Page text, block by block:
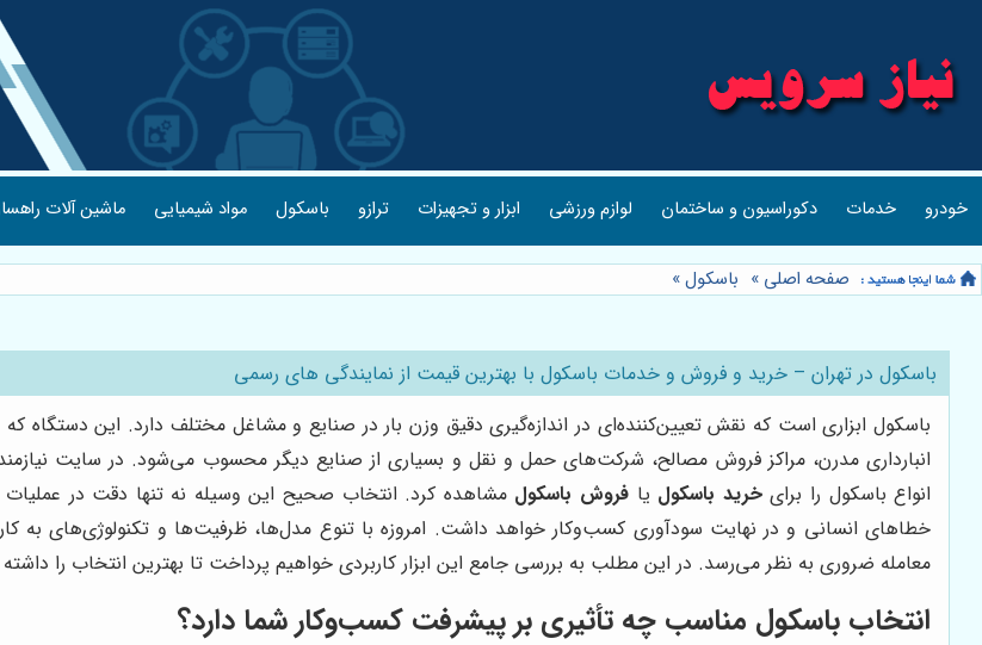
خودرو خدمات دکوراسیون و ساختمان لوازم ورزشی ابزار و تجهیزات ترازو باسکول مواد شیمیایی ماشین آلات
صفحه اصلی » باسکول»
باسکول در تهران – خرید و فروش و خدمات باسکول با بهترین قیمت از نمایندگی های رسمی
باسکول ابزاری است که نقش تعیین‌کننده‌ای در اندازه‌گیری دقیق وزن بار در صنایع و مشاغل مختلف دارد. این دستگاه که
انبارداری مدرن، مراکز فروش مصالح، شرکت‌های حمل و نقل و بسیاری از صنایع دیگر محسوب می‌شود. در سایت
انواع باسکول را برای خرید باسکول یا فروش باسکول مشاهده کرد. انتخاب صحیح این وسیله نه تنها دقت در عملیات
خطاهای انسانی و در نهایت سودآوری کسب‌وکار خواهد داشت. امروزه با تنوع مدل‌ها، ظرفیت‌ها و تکنولوژی‌های به
معامله ضروری به نظر می‌رسد. در این مطلب به بررسی جامع این ابزار کاربردی خواهیم پرداخت تا بهترین انتخاب را
انتخاب باسکول مناسب چه تأثیری بر پیشرفت کسب‌وکار شما دارد؟